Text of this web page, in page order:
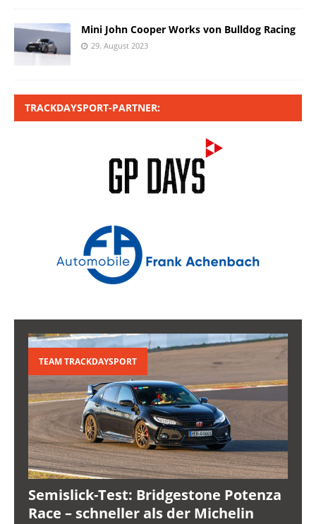
Mini John Cooper Works von Bulldog Racing
29. August 2023
TRACKDAYSPORT-PARTNER:
TEAM TRACKDAYSPORT
Semislick-Test: Bridgestone Potenza
Race – schneller als der Michelin